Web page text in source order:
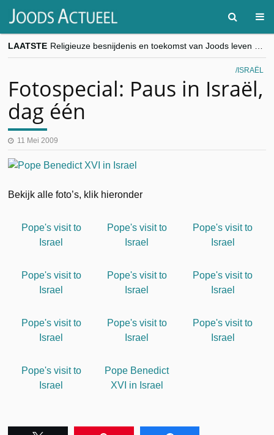
LAATSTE
“Besnijdenisdebat toont hoe moeilijk seculiere Westen minderheden begrijpt”, Jinnih Beels (Vooruit)
CITYTRIP | ROEMENIË – Boekarest: de verrassing van Oost-Europa
“Vandaag zit elke Jood in België op de beklaagdenbank”
ISRAËL
Fotospecial: Paus in Israël,
dag één
11 Mei 2009
Bekijk alle foto’s, klik hieronder
Pope's visit to
Israel
Pope's visit to
Israel
Pope's visit to
Israel
Pope's visit to
Israel
Pope's visit to
Israel
Pope's visit to
Israel
Pope's visit to
Israel
Pope's visit to
Israel
Pope's visit to
Israel
Pope's visit to
Israel
Pope Benedict
XVI in Israel